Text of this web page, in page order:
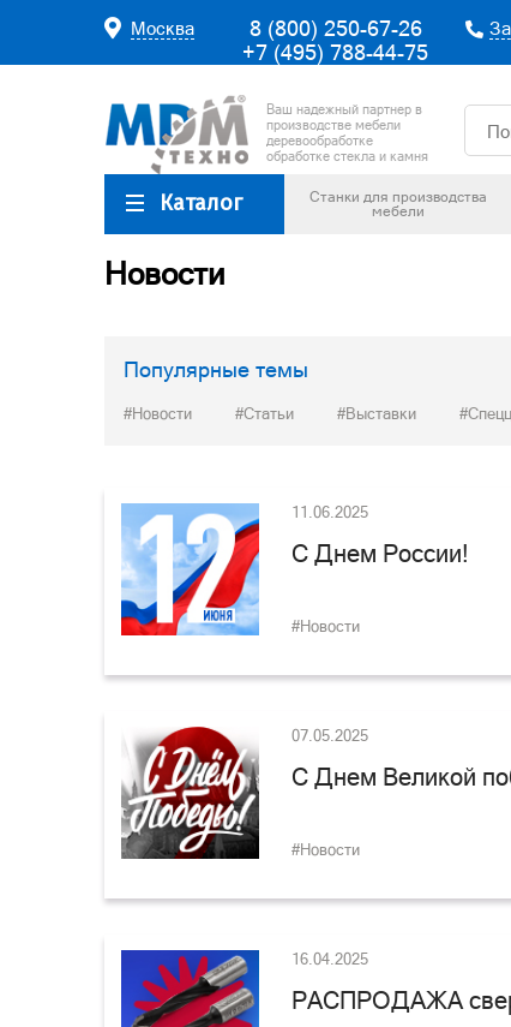
Москва
8 (800) 250-67-26
+7 (495) 788-44-75
Ваш надежный партнер в
производстве мебели
деревообработке
обработке стекла и камня
Каталог
Станки для производства
мебели
Новости
Популярные темы
#Новости #Статьи #Выставки
11.06.2025
С Днем России!
#Новости
07.05.2025
С Днем Великой
#Новости
16.04.2025
РАСПРОДАЖА